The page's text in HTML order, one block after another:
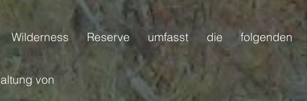
Reserve umfasst die folgenden
von